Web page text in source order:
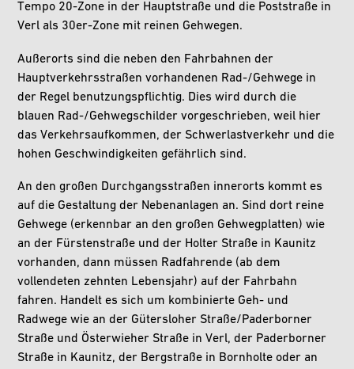
Tempo 20-Zone in der Hauptstraße und die Poststraße in
Verl als 30er-Zone mit reinen Gehwegen.
Außerorts sind die neben den Fahrbahnen der
Hauptverkehrsstraßen vorhandenen Rad-/Gehwege in
der Regel benutzungspflichtig. Dies wird durch die
blauen Rad-/Gehwegschilder vorgeschrieben, weil hier
das Verkehrsaufkommen, der Schwerlastverkehr und die
hohen Geschwindigkeiten gefährlich sind.
An den großen Durchgangsstraßen innerorts kommt es
auf die Gestaltung der Nebenanlagen an. Sind dort reine
Gehwege (erkennbar an den großen Gehwegplatten) wie
an der Fürstenstraße und der Holter Straße in Kaunitz
vorhanden, dann müssen Radfahrende (ab dem
vollendeten zehnten Lebensjahr) auf der Fahrbahn
fahren. Handelt es sich um kombinierte Geh- und
Radwege wie an der Gütersloher Straße/Paderborner
Straße und Österwieher Straße in Verl, der Paderborner
Straße in Kaunitz, der Bergstraße in Bornholte oder an